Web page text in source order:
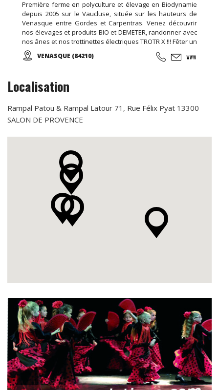
Première ferme en polyculture et élevage en Biodynamie
depuis 2005 sur le Vaucluse, située sur les hauteurs de
Venasque entre Gordes et Carpentras. Venez découvrir
nos élevages et produits BIO et DEMETER, randonner avec
nos ânes et nos trottinettes électriques TROTR X !!! Fêter un
anniversaire à la ferme c'est possible, c'est à Venasque
dans le Vaucluse !
VENASQUE (84210)
Localisation
Rampal Patou & Rampal Latour 71, Rue Félix Pyat 13300
SALON DE PROVENCE